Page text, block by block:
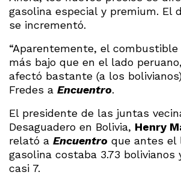
gasolina especial y premium. El
se incrementó.
“Aparentemente, el
más bajo que en el lado
afectó bastante (a los
Fredes a Encuentro.
El presidente de las juntas
Desaguadero en Bolivia, Henry
relató a Encuentro que antes el
gasolina costaba 3.73 bolivianos
casi 7.